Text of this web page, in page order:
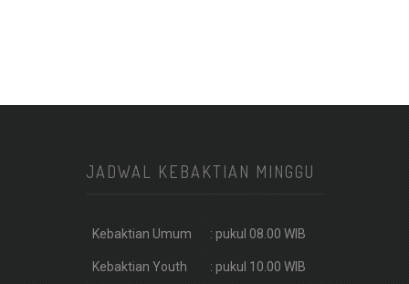
JADWAL KEBAKTIAN MINGGU
Kebaktian Umum : pukul 08.00 WIB
Kebaktian Youth : pukul 10.00 WIB